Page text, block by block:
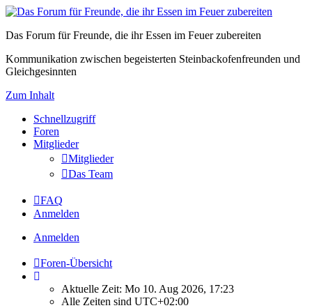
Das Forum für Freunde, die ihr Essen im Feuer zubereiten
Kommunikation zwischen begeisterten Steinbackofenfreunden und
Gleichgesinnten
Zum Inhalt
Schnellzugriff
Foren
Mitglieder
Mitglieder
Das Team
FAQ
Anmelden
Anmelden
Foren-Übersicht
Aktuelle Zeit: Mo 10. Aug 2026, 17:23
Alle Zeiten sind UTC+02:00